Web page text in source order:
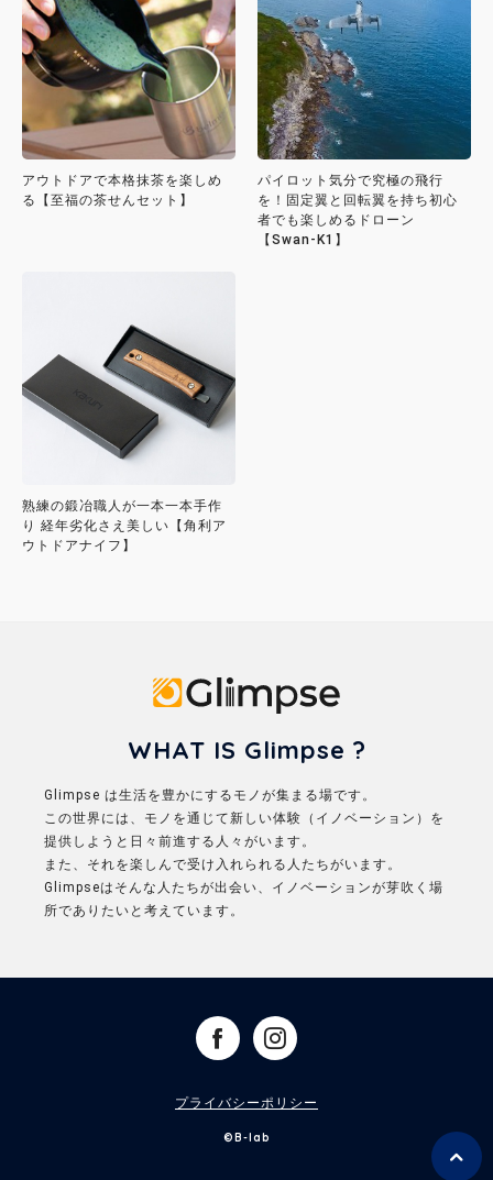
アウトドアで本格抹茶を楽しめ
る【至福の茶せんセット】
パイロット気分で究極の飛行
を！固定翼と回転翼を持ち初心
者でも楽しめるドローン
【Swan-K1】
熟練の鍛冶職人が一本一本手作
り 経年劣化さえ美しい【角利ア
ウトドアナイフ】
WHAT IS Glimpse ?
Glimpse は生活を豊かにするモノが集まる場です。
この世界には、モノを通じて新しい体験（イノベーション）を
提供しようと日々前進する人々がいます。
また、それを楽しんで受け入れられる人たちがいます。
Glimpseはそんな人たちが出会い、イノベーションが芽吹く場
所でありたいと考えています。
プライバシーポリシー
©B-lab